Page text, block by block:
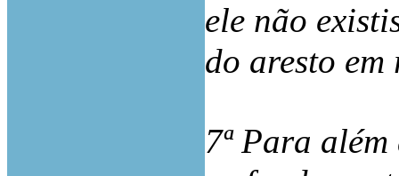
ele não
do aresto em
7ª Para